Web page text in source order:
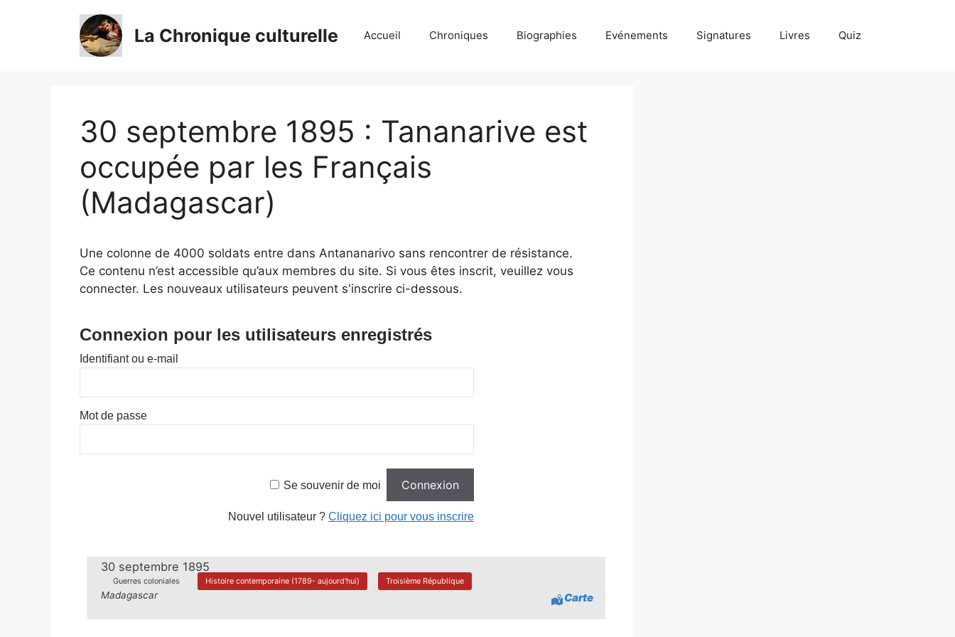
La Chronique culturelle Accueil Chroniques Biographies Evénements Signatures Livres Quiz
30 septembre 1895 : Tananarive est
occupée par les Français
(Madagascar)
Une colonne de 4000 soldats entre dans Antananarivo sans rencontrer de résistance.
Ce contenu n’est accessible qu’aux membres du site. Si vous êtes inscrit, veuillez vous
connecter. Les nouveaux utilisateurs peuvent s'inscrire ci-dessous.
Connexion pour les utilisateurs enregistrés
Identifiant ou e-mail
Mot de passe
Se souvenir de moi
Nouvel utilisateur ? Cliquez ici pour vous inscrire
30 septembre 1895
Guerres coloniales Histoire contemporaine (1789- aujourd'hui) Troisième République
Madagascar Carte